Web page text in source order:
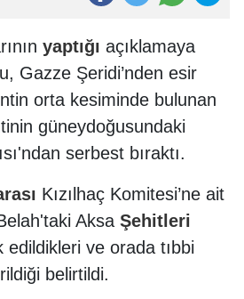
yaptığı açıklamaya
Gazze Şeridi’nden esir
orta kesiminde bulunan
güneydoğusundaki
serbest bıraktı.
Kızılhaç Komitesi’ne ait
Aksa Şehitleri
edildikleri ve orada tıbbi
belirtildi.